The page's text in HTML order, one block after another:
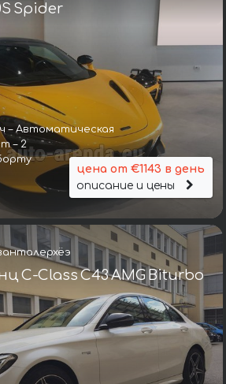
Spider
– Автоматическая
– 2
цена от €1143 в день
описание и цены
C-Class C43 AMG Biturbo